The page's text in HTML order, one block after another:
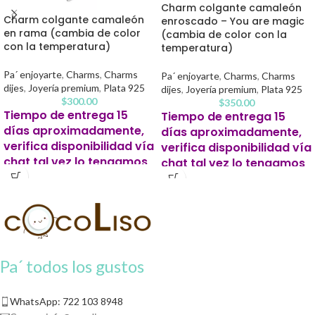
Charm colgante camaleón
en rama (cambia de color
con la temperatura)
Pa´ enjoyarte, Charms, Charms
dijes, Joyería premium, Plata 925
$300.00
Tiempo de entrega 15
días aproximadamente,
verifica disponibilidad vía
chat tal vez lo tengamos
listo antes.
Este producto para pago
contra entrega se solicitará un 20%
de apartado para iniciar tu pedido.
Charm colgante camaleón
enroscado – You are magic
(cambia de color con la
temperatura)
Pa´ enjoyarte, Charms, Charms
dijes, Joyería premium, Plata 925
$350.00
Tiempo de entrega 15
días aproximadamente,
verifica disponibilidad vía
chat tal vez lo tengamos
listo antes.
Pa´ todos los gustos
WhatsApp: 722 103 8948